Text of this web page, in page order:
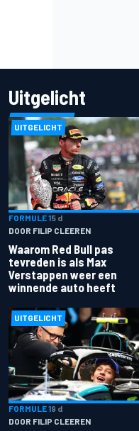
Uitgelicht
UITGELICHT
FORMULE 15 d
DOOR FILIP CLEEREN
Waarom Red Bull pas
tevreden is als Max
Verstappen weer een
winnende auto heeft
UITGELICHT
FORMULE 19 d
DOOR FILIP CLEEREN